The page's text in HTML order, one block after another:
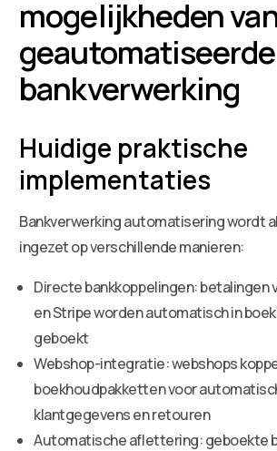
mogelijkheden
geautomatiseerde
bankverwerking
Huidige praktische
implementaties
Bankverwerking automatisering wordt
ingezet op verschillende manieren:
Directe bankkoppelingen: betalingen
en Stripe worden automatisch in
geboekt
Webshop-integratie: webshops
boekhoudpakketten voor
klantgegevens en retouren
Automatische aflettering: geboekte